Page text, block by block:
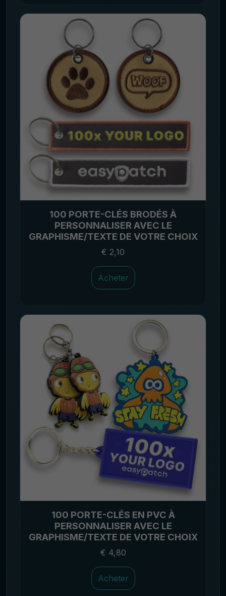
100 PORTE-CLÉS BRODÉS À
PERSONNALISER AVEC LE
GRAPHISME/TEXTE DE VOTRE CHOIX
€ 2,10
Acheter
100 PORTE-CLÉS EN PVC À
PERSONNALISER AVEC LE
GRAPHISME/TEXTE DE VOTRE CHOIX
€ 4,80
Acheter